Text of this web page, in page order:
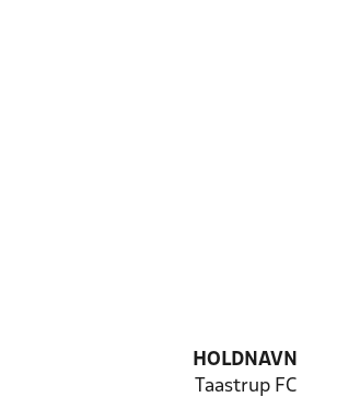
HOLDNAVN
Taastrup FC